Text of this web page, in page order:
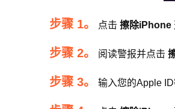
步骤 1。 点击 擦除iPhone
步骤 2。 阅读警报并点击
步骤 3。 输入您的Apple ID